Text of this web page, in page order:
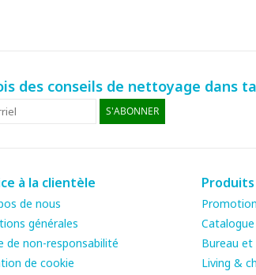
des conseils de nettoyage dans
S'ABONNER
à la clientèle
de nous
générales
de non-responsabilité
de cookie
Produits
Catalogue
Bureau et
Living &